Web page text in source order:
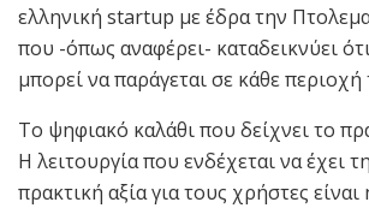
ελληνική startup με έδρα την
που -όπως αναφέρει- καταδεικνύει
μπορεί να παράγεται σε κάθε
Το ψηφιακό καλάθι που δείχνει το
Η λειτουργία που ενδέχεται να έχει
πρακτική αξία για τους χρήστες